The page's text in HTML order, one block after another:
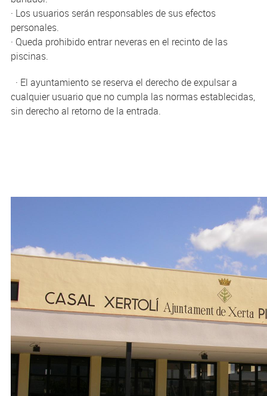
· Los usuarios serán responsables de sus efectos
personales.
· Queda prohibido entrar neveras en el recinto de las
piscinas.
· El ayuntamiento se reserva el derecho de expulsar a
cualquier usuario que no cumpla las normas establecidas,
sin derecho al retorno de la entrada.